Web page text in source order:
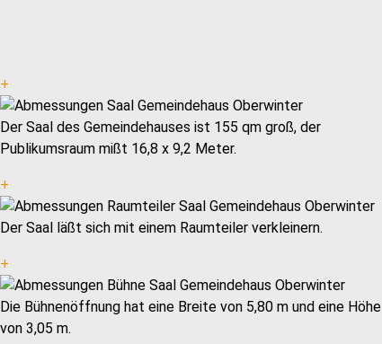
+
Der Saal des Gemeindehauses ist 155 qm groß, der
Publikumsraum mißt 16,8 x 9,2 Meter.
+
Der Saal läßt sich mit einem Raumteiler verkleinern.
+
Die Bühnenöffnung hat eine Breite von 5,80 m und eine Höhe
von 3,05 m.